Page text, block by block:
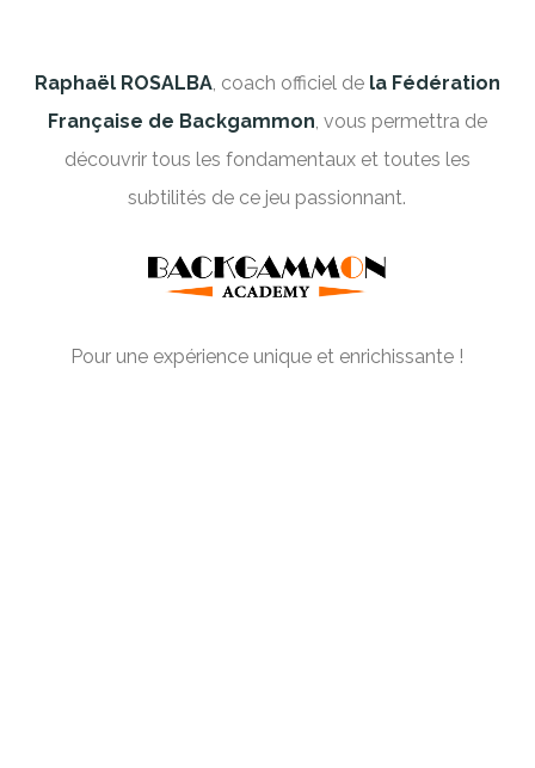
Raphaël ROSALBA, coach officiel de la Fédération
Française de Backgammon , vous permettra de
découvrir tous les fondamentaux et toutes les
subtilités de ce jeu passionnant.
Pour une expérience unique et enrichissante !